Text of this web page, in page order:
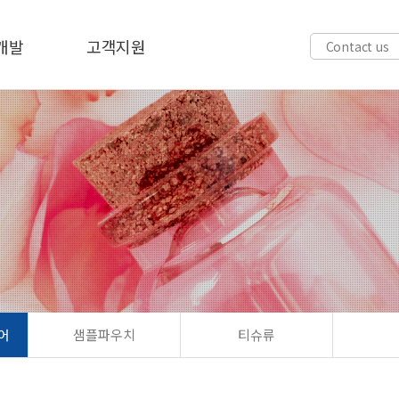
발 고객지원 Contact us
샘플파우치 티슈류